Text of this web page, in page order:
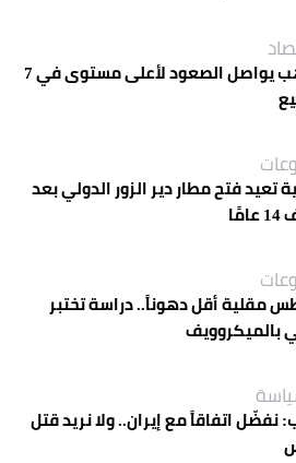
الذهب يواصل الصعود لأعلى مستوى في 7
تعيد فتح مطار دير الزور الدولي بعد
مقلية أقل دهوناً.. دراسة تختبر
بالميكروويف
نفضّل اتفاقاً مع إيران.. ولا نريد قتل